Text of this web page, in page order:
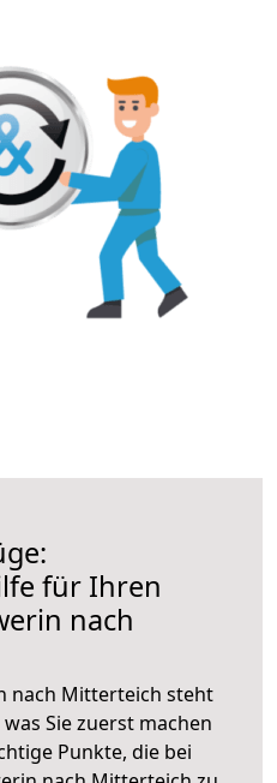
für Ihren
nach
nach Mitterteich steht
Sie zuerst machen
Punkte, die bei